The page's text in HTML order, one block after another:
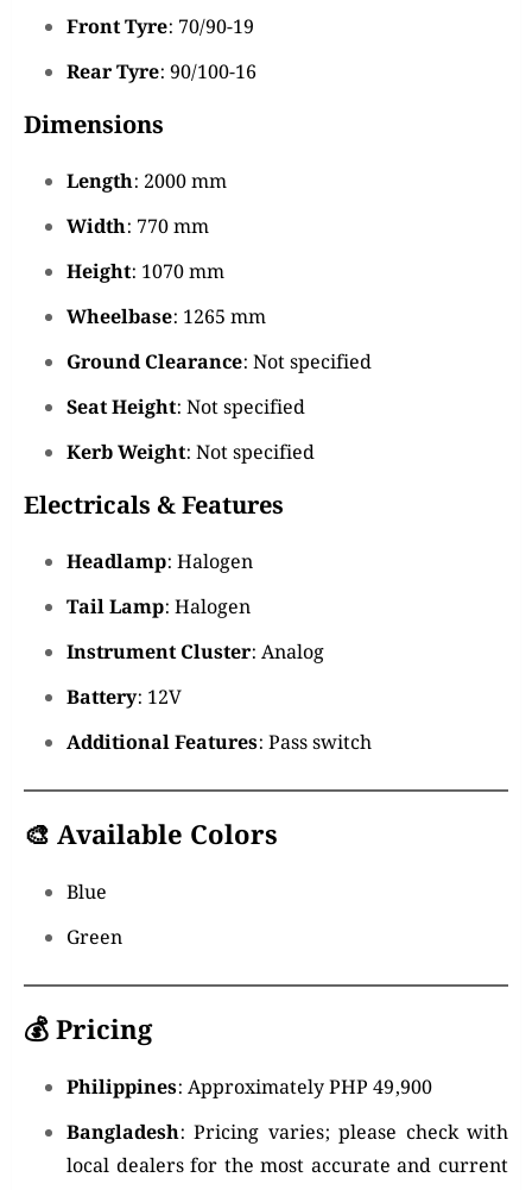
Front Tyre: 70/90-19
Rear Tyre: 90/100-16
Dimensions
Length: 2000 mm
Width: 770 mm
Height: 1070 mm
Wheelbase: 1265 mm
Ground Clearance: Not specified
Seat Height: Not specified
Kerb Weight: Not specified
Electricals & Features
Headlamp: Halogen
Tail Lamp: Halogen
Instrument Cluster: Analog
Battery: 12V
Additional Features: Pass switch
🎨 Available Colors
Blue
Green
💰Pricing
Philippines: Approximately PHP 49,900
Bangladesh:Pricing varies; please check with
local dealers for the most accurate and current